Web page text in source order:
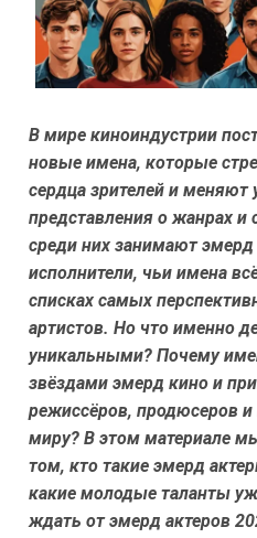
В мире киноиндустрии
новые имена, которые
сердца зрителей и меняют
представления о жанрах и
среди них занимают
исполнители, чьи имена
списках самых
артистов. Но что именно
уникальными? Почему
звёздами эмерд кино и
режиссёров, продюсеров
миру? В этом материале
том, кто такие эмерд
какие молодые таланты
ждать от эмерд актеров